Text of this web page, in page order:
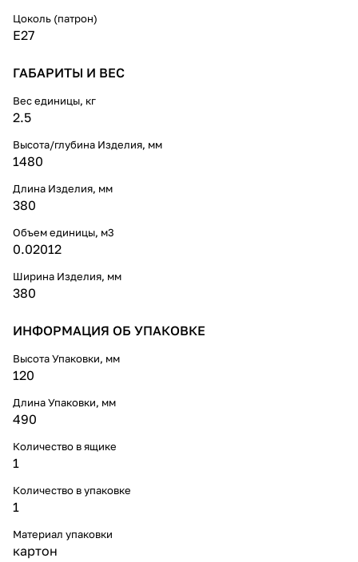
Цоколь (патрон)
E27
ГАБАРИТЫ И ВЕС
Вес единицы, кг
2.5
Высота/глубина Изделия, мм
1480
Длина Изделия, мм
380
Объем единицы, м3
0.02012
Ширина Изделия, мм
380
ИНФОРМАЦИЯ ОБ УПАКОВКЕ
Высота Упаковки, мм
120
Длина Упаковки, мм
490
Количество в ящике
1
Количество в упаковке
1
Материал упаковки
картон